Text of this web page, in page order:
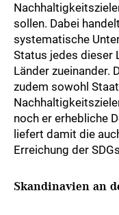
sollen. Dabei
systematische
Status jedes dieser
Länder zueinander.
zudem sowohl
noch er erhebliche
liefert damit die
Erreichung der
Skandinavien an